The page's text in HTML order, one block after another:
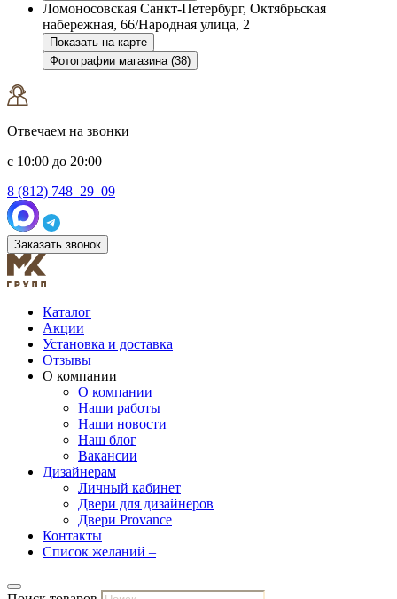
Ломоносовская Санкт-Петербург, Октябрьская
набережная, 66/Народная улица, 2
Показать на карте
Фотографии магазина (38)
Отвечаем на звонки
с 10:00 до 20:00
8 (812) 748–29–09
Заказать звонок
Каталог
Акции
Установка и доставка
Отзывы
О компании
О компании
Наши работы
Наши новости
Наш блог
Вакансии
Дизайнерам
Личный кабинет
Двери для дизайнеров
Двери Provance
Контакты
Список желаний –